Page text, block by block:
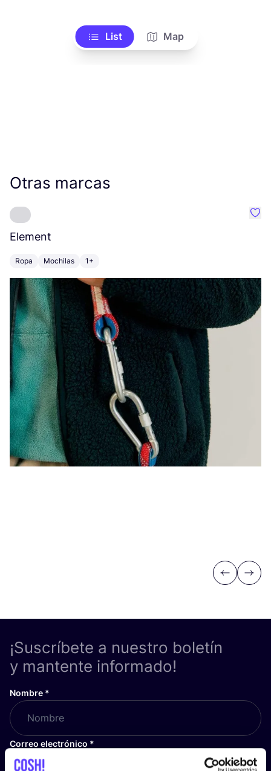
List Map
Otras marcas
Element
Ropa Mochilas 1+
Previous
Next
¡Suscríbete a nuestro boletín
y mantente informado!
Nombre *
Correo electrónico *